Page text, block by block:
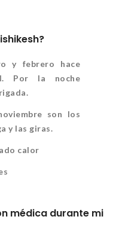
y febrero hace
Por la noche
son los
y las giras.
calor
médica durante mi